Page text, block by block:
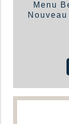
Menu